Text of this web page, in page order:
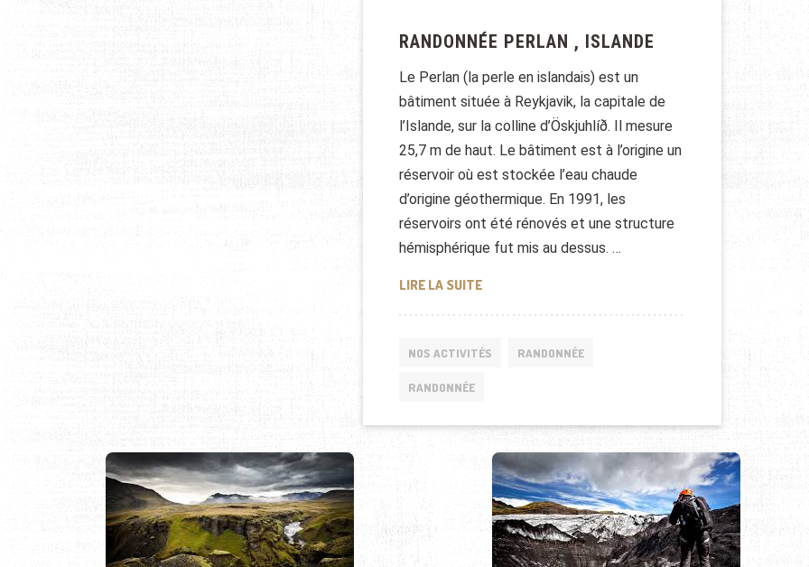
RANDONNÉE PERLAN , ISLANDE
Le Perlan (la perle en islandais) est un
bâtiment située à Reykjavik, la capitale de
l’Islande, sur la colline d’Öskjuhlíð. Il mesure
25,7 m de haut. Le bâtiment est à l’origine un
réservoir où est stockée l’eau chaude
d’origine géothermique. En 1991, les
réservoirs ont été rénovés et une structure
hémisphérique fut mis au dessus. …
LIRE LA SUITERANDONNÉE PERLAN , ISLANDE
NOS ACTIVITÉS RANDONNÉE
RANDONNÉE